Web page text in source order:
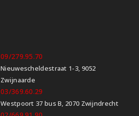
09/279.95.70
Nieuwescheldestraat 1-3, 9052
Zwijnaarde
03/369.60.29
Westpoort 37 bus B, 2070 Zwijndrecht